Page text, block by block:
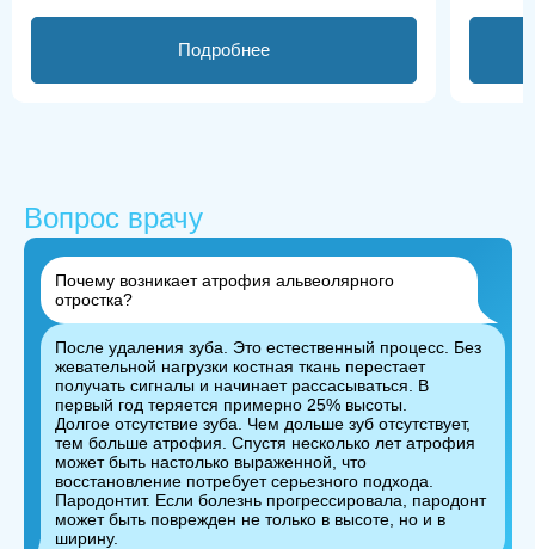
Подробнее
Вопрос врачу
Почему возникает атрофия альвеолярного
отростка?
После удаления зуба. Это естественный процесс. Без
жевательной нагрузки костная ткань перестает
получать сигналы и начинает рассасываться. В
первый год теряется примерно 25% высоты.
Долгое отсутствие зуба. Чем дольше зуб отсутствует,
тем больше атрофия. Спустя несколько лет атрофия
может быть настолько выраженной, что
восстановление потребует серьезного подхода.
Пародонтит. Если болезнь прогрессировала, пародонт
может быть поврежден не только в высоте, но и в
ширину.